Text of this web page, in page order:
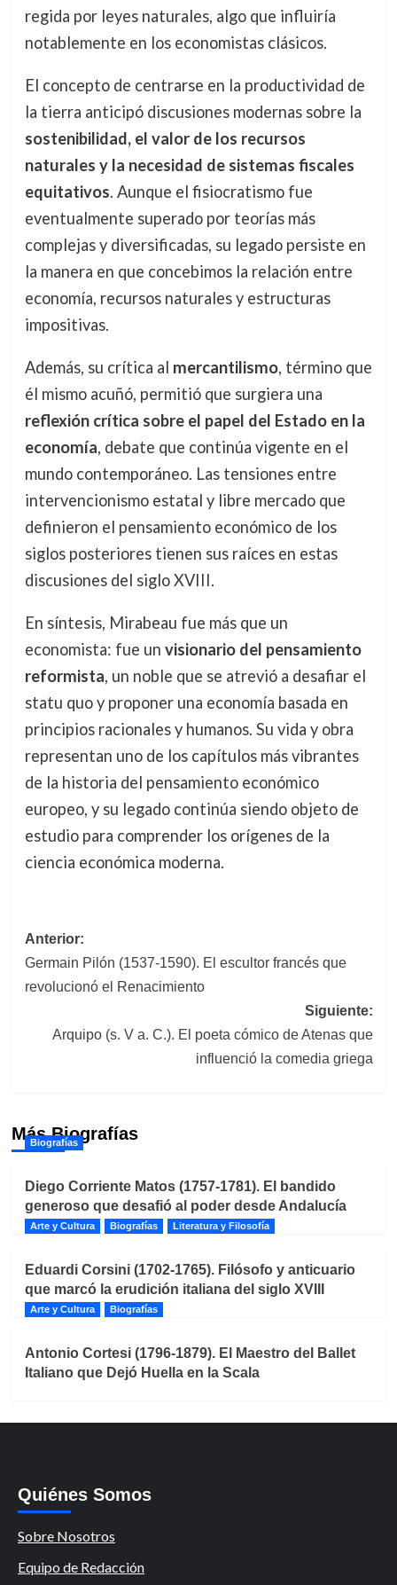
regida por leyes naturales, algo que influiría
notablemente en los economistas clásicos.
El concepto de centrarse en la productividad de
la tierra anticipó discusiones modernas sobre la
sostenibilidad, el valor de los recursos
naturales y la necesidad de sistemas fiscales
equitativos. Aunque el fisiocratismo fue
eventualmente superado por teorías más
complejas y diversificadas, su legado persiste en
la manera en que concebimos la relación entre
economía, recursos naturales y estructuras
impositivas.
Además, su crítica al mercantilismo, término que
él mismo acuñó, permitió que surgiera una
reflexión crítica sobre el papel del Estado en la
economía, debate que continúa vigente en el
mundo contemporáneo. Las tensiones entre
intervencionismo estatal y libre mercado que
definieron el pensamiento económico de los
siglos posteriores tienen sus raíces en estas
discusiones del siglo XVIII.
En síntesis, Mirabeau fue más que un
economista: fue un visionario del pensamiento
reformista, un noble que se atrevió a desafiar el
statu quo y proponer una economía basada en
principios racionales y humanos. Su vida y obra
representan uno de los capítulos más vibrantes
de la historia del pensamiento económico
europeo, y su legado continúa siendo objeto de
estudio para comprender los orígenes de la
ciencia económica moderna.
Navegación
de
Anterior:
Germain Pilón (1537-1590). El escultor francés que
revolucionó el Renacimiento
Siguiente:
Arquipo (s. V a. C.). El poeta cómico de Atenas que
influenció la comedia griega
Más Biografías
Biografías
Diego Corriente Matos (1757-1781). El bandido
generoso que desafió al poder desde Andalucía
Arte y Cultura Biografías Literatura y Filosofía
Eduardi Corsini (1702-1765). Filósofo y anticuario
que marcó la erudición italiana del siglo XVIII
Arte y Cultura Biografías
Antonio Cortesi (1796-1879). El Maestro del Ballet
Italiano que Dejó Huella en la Scala
Quiénes Somos
Sobre Nosotros
Equipo de Redacción